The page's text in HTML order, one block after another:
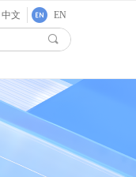
끠
中文 EN